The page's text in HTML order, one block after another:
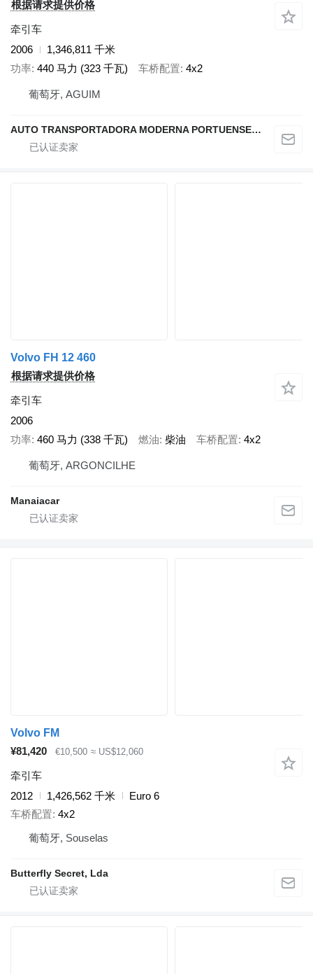
根据请求提供价格
牵引车
2006
1,346,811 千米
功率 440 马力 (323 千瓦) 车桥配置 4x2
葡萄牙, AGUIM
AUTO TRANSPORTADORA MODERNA PORTUENSE SA
Volvo FH 12 460
根据请求提供价格
牵引车
2006
功率 460 马力 (338 千瓦) 燃油 柴油 车桥配置 4x2
葡萄牙, ARGONCILHE
Manaiacar
Volvo FM
¥81,420
€10,500 ≈ US$12,060
牵引车
2012
1,426,562 千米
Euro 6
车桥配置 4x2
葡萄牙, Souselas
Butterfly Secret, Lda